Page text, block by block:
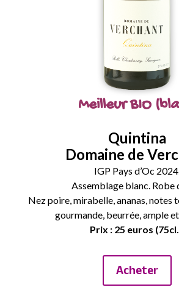
Meilleur BIO
Quintina
Domaine de
IGP Pays d’Oc
Assemblage blanc. Robe
Nez poire, mirabelle, ananas, notes
gourmande, beurrée, ample
Prix : 25 euros
Acheter